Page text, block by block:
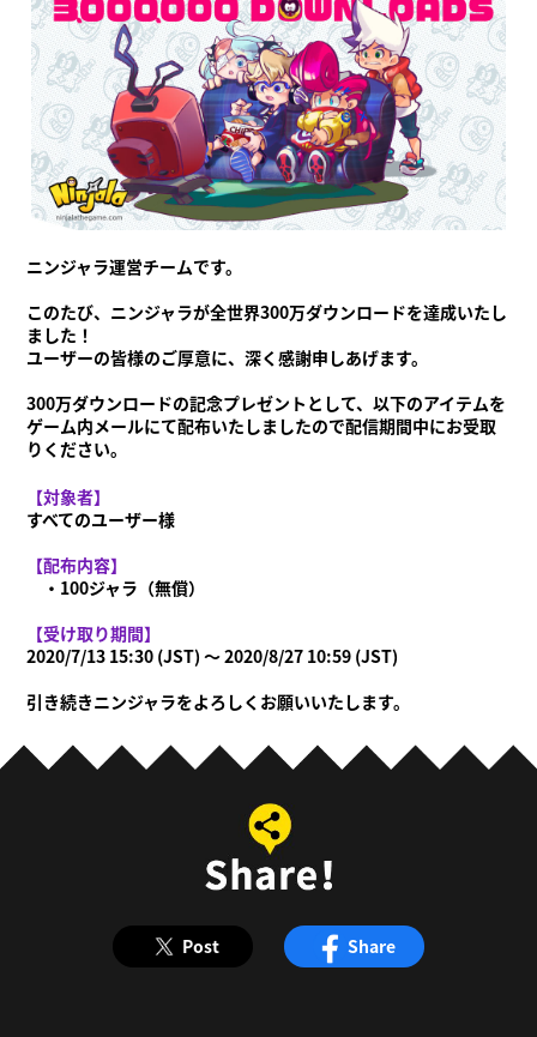
シーズン情報
お知らせ
動画
オンラインマニュアル
商品情報
ニンジャラ運営チームです。
このたび、ニンジャラが全世界300万ダウンロードを達成いたし
ました！
ユーザーの皆様のご厚意に、深く感謝申しあげます。
300万ダウンロードの記念プレゼントとして、以下のアイテムを
ゲーム内メールにて配布いたしましたので配信期間中にお受取
りください。
【対象者】
すべてのユーザー様
【配布内容】
・100ジャラ（無償）
【受け取り期間】
2020/7/13 15:30 (JST) ～ 2020/8/27 10:59 (JST)
引き続きニンジャラをよろしくお願いいたします。
Post Share